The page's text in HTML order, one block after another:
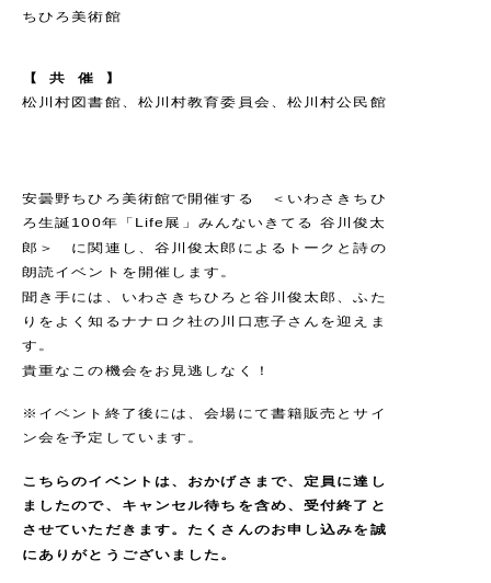
ちひろ美術館
【 共 催 】
松川村図書館、松川村教育委員会、松川村公民館
安曇野ちひろ美術館で開催する ＜いわさきちひ
ろ生誕100年「Life展」みんないきてる 谷川俊太
郎＞ に関連し、谷川俊太郎によるトークと詩の
朗読イベントを開催します。
聞き手には、いわさきちひろと谷川俊太郎、ふた
りをよく知るナナロク社の川口恵子さんを迎えま
す。
貴重なこの機会をお見逃しなく！
※イベント終了後には、会場にて書籍販売とサイ
ン会を予定しています。
こちらのイベントは、おかげさまで、定員に達し
ましたので、キャンセル待ちを含め、受付終了と
させていただきます。たくさんのお申し込みを誠
にありがとうございました。